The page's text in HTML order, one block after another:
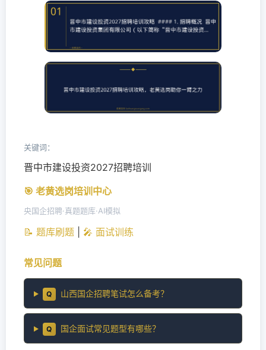
关键词：
晋中市建设投资2027招聘培训
🎯 老黄选岗培训中心
央国企招聘·真题题库·AI模拟
📝 题库刷题 🎤 面试训练
常见问题
Q 山西国企招聘笔试怎么备考？
Q 国企面试常见题型有哪些？